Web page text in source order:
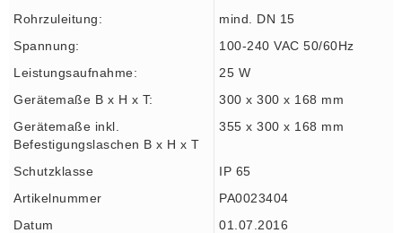
Rohrzuleitung:
mind. DN 15
Spannung:
100-240 VAC 50/60Hz
Leistungsaufnahme:
25 W
Gerätemaße B x H x T:
300 x 300 x 168 mm
Gerätemaße inkl.
Befestigungslaschen B x H x T
355 x 300 x 168 mm
Schutzklasse
IP 65
Artikelnummer
PA0023404
Datum
01.07.2016